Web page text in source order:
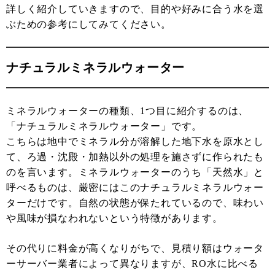
詳しく紹介していきますので、目的や好みに合う水を選
ぶための参考にしてみてください。
ナチュラルミネラルウォーター
ミネラルウォーターの種類、1つ目に紹介するのは、
「ナチュラルミネラルウォーター」です。
こちらは地中でミネラル分が溶解した地下水を原水とし
て、ろ過・沈殿・加熱以外の処理を施さずに作られたも
のを言います。ミネラルウォーターのうち「天然水」と
呼べるものは、厳密にはこのナチュラルミネラルウォー
ターだけです。自然の状態が保たれているので、味わい
や風味が損なわれないという特徴があります。
その代りに料金が高くなりがちで、見積り額はウォータ
ーサーバー業者によって異なりますが、RO水に比べる